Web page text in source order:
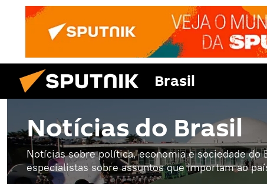
Brasil
Notícias do Brasil
Notícias sobre política, economia e sociedade do
especialistas sobre assuntos que importam ao